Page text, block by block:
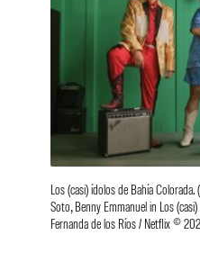
Los (casi) ídolos de Bahía
Soto, Benny Emmanuel in Los
Fernanda de los Ríos / Netflix ©